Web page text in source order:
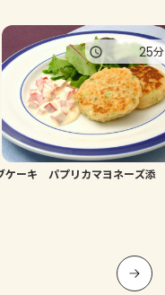
ケーキ パプリカマヨネーズ添
25分